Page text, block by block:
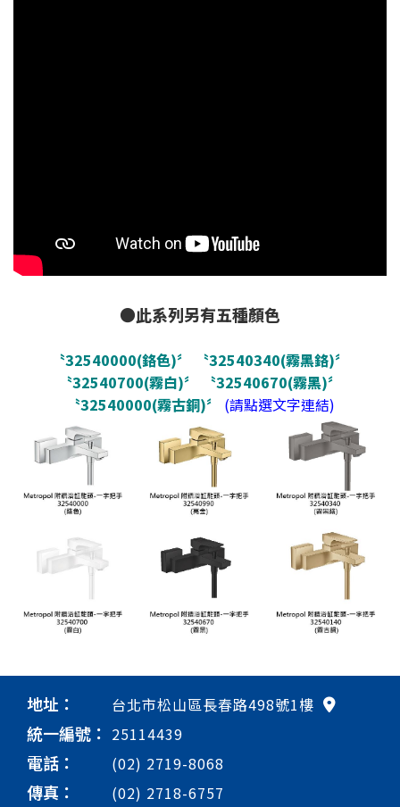
●此系列另有五種顏色
〝32540000(鉻色)〞
〝32540340(霧黑鉻)〞
〝32540700(霧白)〞
〝32540670(霧黑)〞
〝32540000(霧古銅)〞
(請點選文字連結)
地址： 台北市松山區長春路498號1樓
統一編號： 25114439
電話： (02) 2719-8068
傳真： (02) 2718-6757